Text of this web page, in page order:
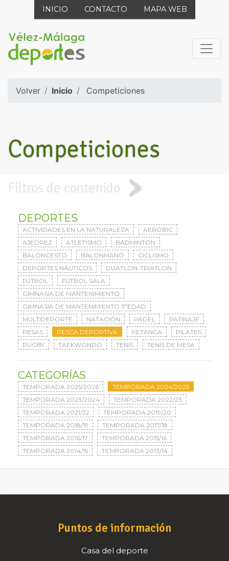
INICIO CONTACTO MAPA WEB
Volver Inicio Competiciones
Competiciones
Filtros de contenido
DEPORTES
ACTIVIDADES EN LA NATURALEZA
AERÓBIC
AJEDREZ
ATLETISMO
BÁDMINTON
BALONCESTO
BALONMANO
CICLISMO
DEPORTES NÁUTICOS
DUATLON-TRIATLON
FÚTBOL
FÚTBOL SALA
GIMNASIA DE MANTENIMIENTO
GIMNASIA DE MANTENIMIENTO 3ªEDAD
MULTIDEPORTE
NATACIÓN PÁDEL
PATINAJE
PESAS
PESCA DEPORTIVA PETANCA
PILATES
RUGBY
TAEKWONDO TENIS TENIS DE MESA
CATEGORÍAS
TEMPORADA 2025/2026
TEMPORADA 2024/2025
TEMPORADA 2023/2024
TEMPORADA 2022/23
TEMPORADA 2021/22
TEMPORADA 2019/20
TEMPORADA 2018/19
TEMPORADA 2017/18
TEMPORADA 2016/17
TEMPORADA 2015/16
TEMPORADA 2014/15
TEMPORADA 2013/14
Puntos de información
Casa del deporte